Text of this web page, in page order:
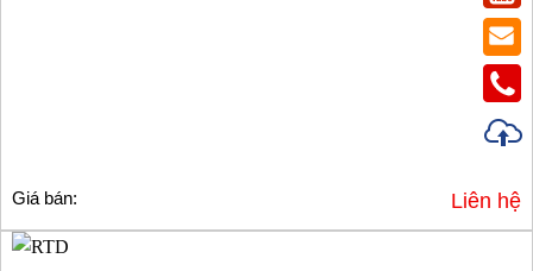
Giá bán: Liên hệ